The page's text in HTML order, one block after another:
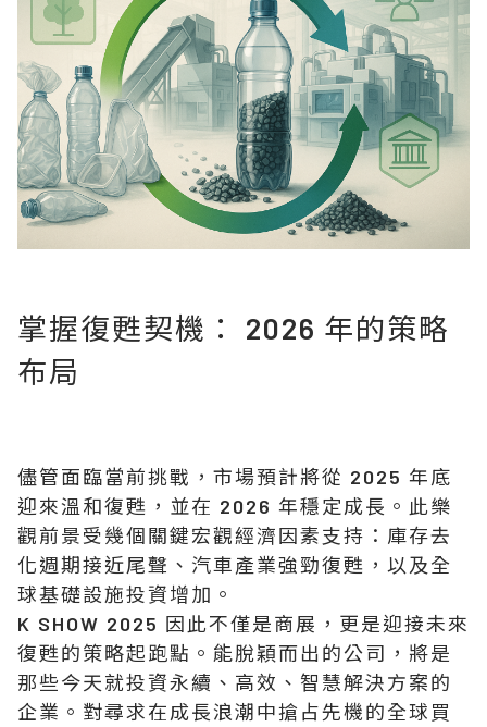
掌握復甦契機： 2026 年的策略
布局
儘管面臨當前挑戰，市場預計將從 2025 年底
迎來溫和復甦，並在 2026 年穩定成長。此樂
觀前景受幾個關鍵宏觀經濟因素支持：庫存去
化週期接近尾聲、汽車產業強勁復甦，以及全
球基礎設施投資增加。
K SHOW 2025 因此不僅是商展，更是迎接未來
復甦的策略起跑點。 能脫穎而出的公司，將是
那些今天就投資永續、高效、智慧解決方案的
企業。對尋求在成長浪潮中搶占先機的全球買